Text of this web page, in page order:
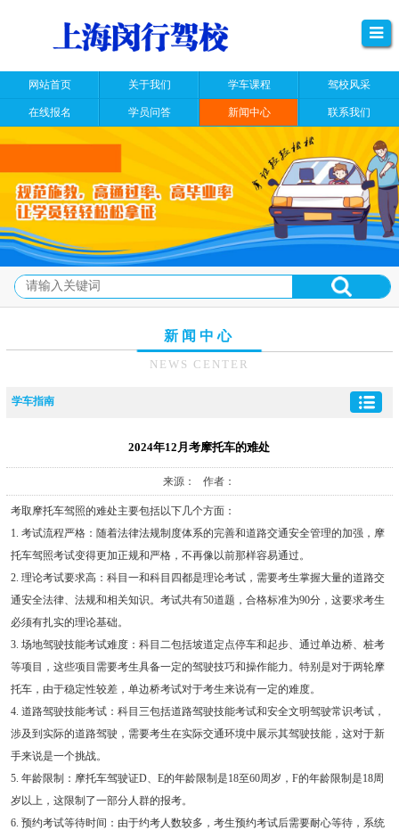
网站首页 关于我们 学车课程 驾校风采
在线报名 学员问答 新闻中心 联系我们
新闻中心
NEWS CENTER
学车指南
2024年12月考摩托车的难处
来源： 作者：
考取摩托车驾照的难处主要包括以下几个方面：
1. 考试流程严格：随着法律法规制度体系的完善和道路交通安全管理的加强，摩
托车驾照考试变得更加正规和严格，不再像以前那样容易通过。
2. 理论考试要求高：科目一和科目四都是理论考试，需要考生掌握大量的道路交
通安全法律、法规和相关知识。考试共有50道题，合格标准为90分，这要求考生
必须有扎实的理论基础。
3. 场地驾驶技能考试难度：科目二包括坡道定点停车和起步、通过单边桥、桩考
等项目，这些项目需要考生具备一定的驾驶技巧和操作能力。特别是对于两轮摩
托车，由于稳定性较差，单边桥考试对于考生来说有一定的难度。
4. 道路驾驶技能考试：科目三包括道路驾驶技能考试和安全文明驾驶常识考试，
涉及到实际的道路驾驶，需要考生在实际交通环境中展示其驾驶技能，这对于新
手来说是一个挑战。
5. 年龄限制：摩托车驾驶证D、E的年龄限制是18至60周岁，F的年龄限制是18周
岁以上，这限制了一部分人群的报考。
6. 预约考试等待时间：由于约考人数较多，考生预约考试后需要耐心等待，系统